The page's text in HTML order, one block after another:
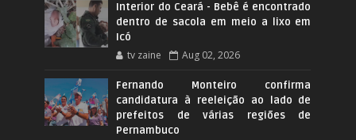
Interior do Ceará - Bebê é encontrado
dentro de sacola em meio a lixo em
Icó
tv zaine Aug 02, 2026
Fernando Monteiro confirma
candidatura à reeleição ao lado de
prefeitos de várias regiões de
Pernambuco